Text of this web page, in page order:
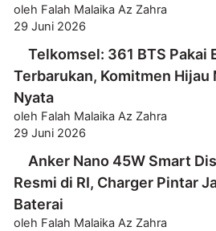
oleh Falah Malaika Az Zahra
29 Juni 2026
Telkomsel: 361 BTS Pakai
Terbarukan, Komitmen Hijau
Nyata
oleh Falah Malaika Az Zahra
29 Juni 2026
Anker Nano 45W Smart
Resmi di RI, Charger Pintar
Baterai
oleh Falah Malaika Az Zahra